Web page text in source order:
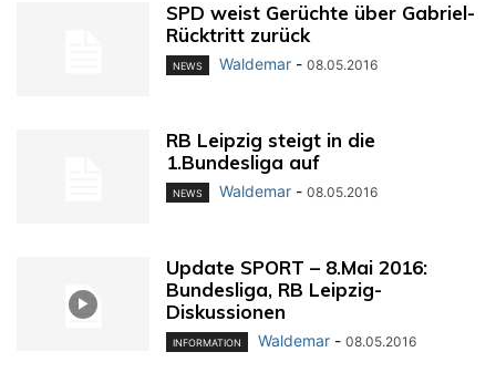
SPD weist Gerüchte über Gabriel-
Rücktritt zurück
NEWS Waldemar - 08.05.2016
RB Leipzig steigt in die
1.Bundesliga auf
NEWS Waldemar - 08.05.2016
Update SPORT – 8.Mai 2016:
Bundesliga, RB Leipzig-
Diskussionen
INFORMATION Waldemar - 08.05.2016